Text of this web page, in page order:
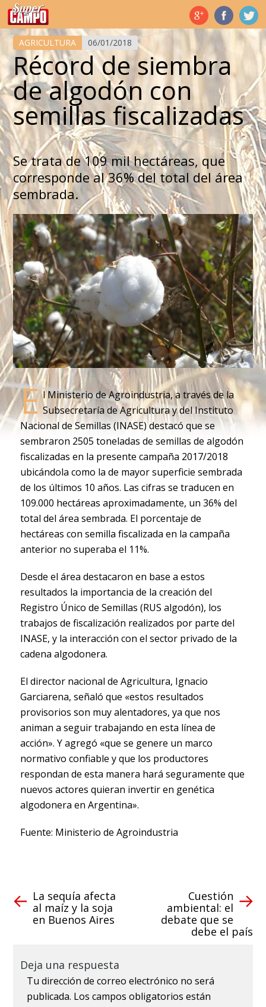
Temas de hoy
AGRICULTURA 06/01/2018
Récord de siembra
de algodón con
semillas fiscalizadas
Se trata de 109 mil hectáreas, que
corresponde al 36% del total del área
sembrada.
E l Ministerio de Agroindustria, a través de la
Subsecretaría de Agricultura y del Instituto
Nacional de Semillas (INASE) destacó que se
sembraron 2505 toneladas de semillas de algodón
fiscalizadas en la presente campaña 2017/2018
ubicándola como la de mayor superficie sembrada
de los últimos 10 años. Las cifras se traducen en
109.000 hectáreas aproximadamente, un 36% del
total del área sembrada. El porcentaje de
hectáreas con semilla fiscalizada en la campaña
anterior no superaba el 11%.
Desde el área destacaron en base a estos
resultados la importancia de la creación del
Registro Único de Semillas (RUS algodón), los
trabajos de fiscalización realizados por parte del
INASE, y la interacción con el sector privado de la
cadena algodonera.
El director nacional de Agricultura, Ignacio
Garciarena, señaló que «estos resultados
provisorios son muy alentadores, ya que nos
animan a seguir trabajando en esta línea de
acción». Y agregó «que se genere un marco
normativo confiable y que los productores
respondan de esta manera hará seguramente que
nuevos actores quieran invertir en genética
algodonera en Argentina».
Fuente: Ministerio de Agroindustria
La sequía afecta
al maíz y la soja
en Buenos Aires
Cuestión
ambiental: el
debate que se
debe el país
Deja una respuesta
Tu dirección de correo electrónico no será
publicada. Los campos obligatorios están